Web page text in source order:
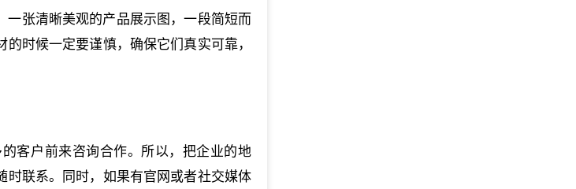
张清晰美观的产品展示图，一段简短而
时候一定要谨慎，确保它们真实可靠，
客户前来咨询合作。所以，把企业的地
联系。同时，如果有官网或者社交媒体